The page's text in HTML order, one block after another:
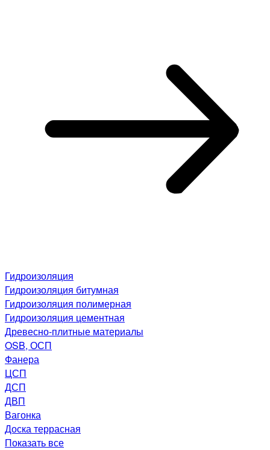
Гидроизоляция
Гидроизоляция битумная
Гидроизоляция полимерная
Гидроизоляция цементная
Древесно-плитные материалы
OSB, ОСП
Фанера
ЦСП
ДСП
ДВП
Вагонка
Доска террасная
Показать все